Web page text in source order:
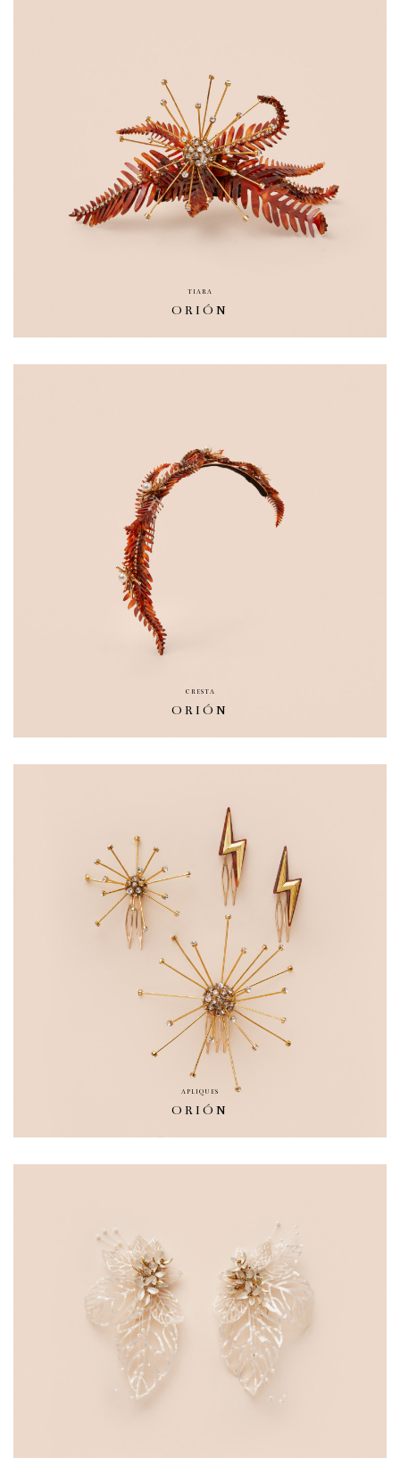
TIARA
ORIÓN
CRESTA
ORIÓN
APLIQUES
ORIÓN